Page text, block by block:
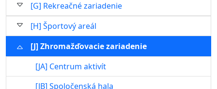
[G] Rekreačné zariadenie
[H] Športový areál
[J] Zhromažďovacie zariadenie
[JA] Centrum aktivít
[JB] Spoločenská hala